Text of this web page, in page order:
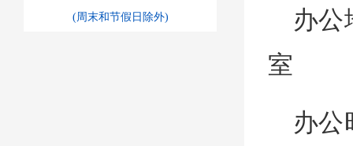
(周末和节假日除外)
办公
室
办公